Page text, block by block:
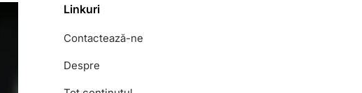
Linkuri
Contactează-ne
Despre